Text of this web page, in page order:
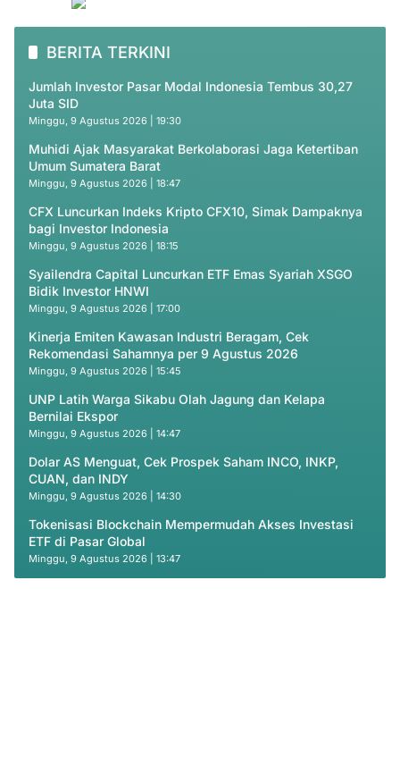
BERITA TERKINI
Jumlah Investor Pasar Modal Indonesia Tembus 30,27
Juta SID
Minggu, 9 Agustus 2026 | 19:30
Muhidi Ajak Masyarakat Berkolaborasi Jaga Ketertiban
Umum Sumatera Barat
Minggu, 9 Agustus 2026 | 18:47
CFX Luncurkan Indeks Kripto CFX10, Simak Dampaknya
bagi Investor Indonesia
Minggu, 9 Agustus 2026 | 18:15
Syailendra Capital Luncurkan ETF Emas Syariah XSGO
Bidik Investor HNWI
Minggu, 9 Agustus 2026 | 17:00
Kinerja Emiten Kawasan Industri Beragam, Cek
Rekomendasi Sahamnya per 9 Agustus 2026
Minggu, 9 Agustus 2026 | 15:45
UNP Latih Warga Sikabu Olah Jagung dan Kelapa
Bernilai Ekspor
Minggu, 9 Agustus 2026 | 14:47
Dolar AS Menguat, Cek Prospek Saham INCO, INKP,
CUAN, dan INDY
Minggu, 9 Agustus 2026 | 14:30
Tokenisasi Blockchain Mempermudah Akses Investasi
ETF di Pasar Global
Minggu, 9 Agustus 2026 | 13:47